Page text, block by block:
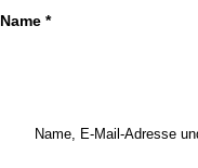
Name *
Name, E-Mail-Adresse